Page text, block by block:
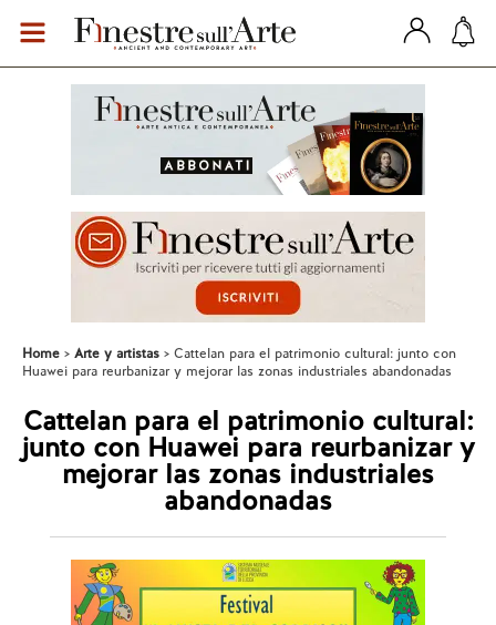
Home Arte y artistas
Cattelan para el patrimonio cultural: junto con
Huawei para reurbanizar y mejorar las zonas industriales abandonadas
Cattelan para el patrimonio cultural:
junto con Huawei para reurbanizar y
mejorar las zonas industriales
abandonadas